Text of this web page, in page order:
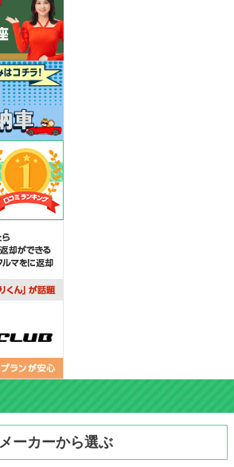
メーカーから選ぶ